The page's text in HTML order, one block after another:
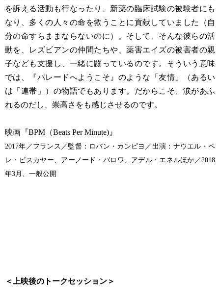
を訴える活動も行なったり、新薬の臨床試験の被験者にも
なり、多くの人々の命を救うことに貢献していました（自
分の命すらままならないのに）。そして、そんな彼らの活
動を、レズビアンの仲間たちや、薬害エイズの被害者の親
子なども支援し、一緒に闘っているのです。そういう意味
では、『パレードへようこそ』のような「友情」（あるい
は「連帯」）の物語でもあります。だからこそ、涙があふ
れるのだし、崇高さをも感じさせるのです。
映画『BPM（Beats Per Minute)』
2017年／フランス／監督：ロバン・カンピヨ／出演：ナウエル・ペ
レ・ビスカヤー、アーノード・バロワ、アデル・エネルほか／2018
年3月、一般公開
＜上映後のトークセッション＞